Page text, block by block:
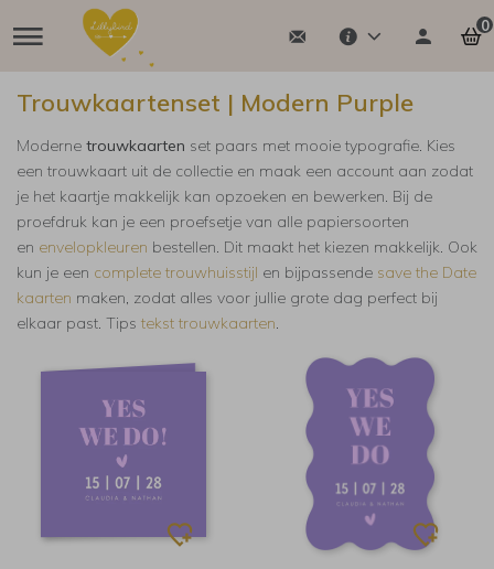
0
Trouwkaartenset | Modern Purple
Moderne trouwkaarten set paars met mooie typografie. Kies
een trouwkaart uit de collectie en maak een account aan zodat
je het kaartje makkelijk kan opzoeken en bewerken. Bij de
proefdruk kan je een proefsetje van alle papiersoorten
en envelopkleuren bestellen. Dit maakt het kiezen makkelijk. Ook
kun je een complete trouwhuisstijl en bijpassende save the Date
kaarten maken, zodat alles voor jullie grote dag perfect bij
elkaar past. Tips tekst trouwkaarten.